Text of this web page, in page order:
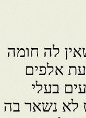
לה חומה
אלפים
בעלי
לא נשאר בה